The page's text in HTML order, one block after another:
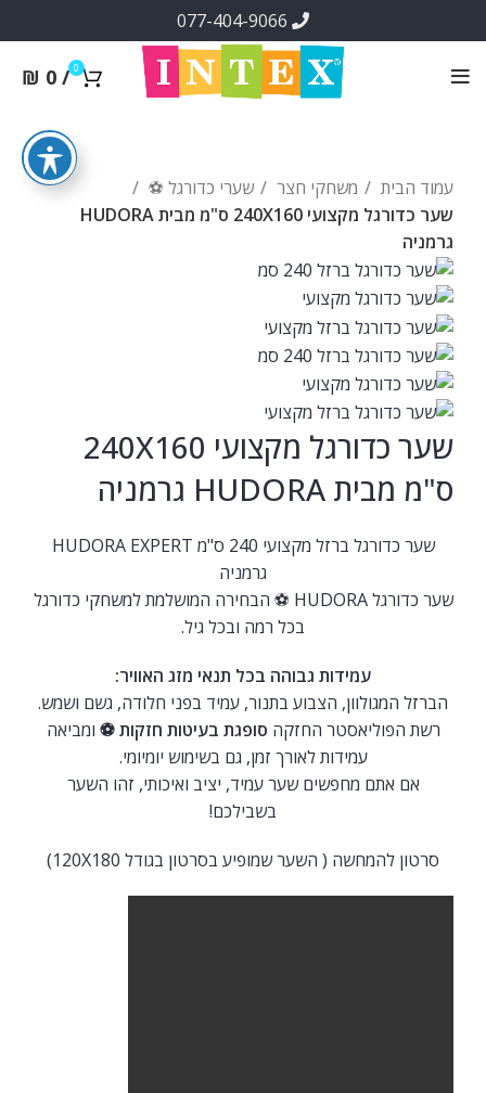
0
/
₪ 0
עמוד הבית משחקי חצר
שערי כדורגל ⚽
שער כדורגל מקצועי 240X160 ס"מ מבית HUDORA
גרמניה
שער כדורגל מקצועי 240X160
ס"מ מבית HUDORA גרמניה
שער כדורגל ברזל מקצועי 240 ס"מ HUDORA EXPERT
גרמניה
שער כדורגל HUDORA ⚽ הבחירה המושלמת למשחקי כדורגל
בכל רמה ובכל גיל.
עמידות גבוהה בכל תנאי מזג האוויר:
הברזל המגולוון, הצבוע בתנור, עמיד בפני חלודה, גשם ושמש.
רשת הפוליאסטר החזקה סופגת בעיטות חזקות ⚽ ומביאה
עמידות לאורך זמן, גם בשימוש יומיומי.
אם אתם מחפשים שער עמיד, יציב ואיכותי, זהו השער
בשבילכם!
סרטון להמחשה ( השער שמופיע בסרטון בגודל 120X180)